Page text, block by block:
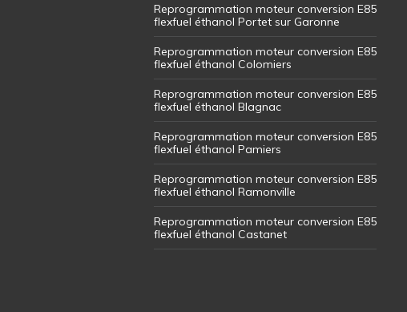
Reprogrammation moteur conversion E85
flexfuel éthanol Portet sur Garonne
Reprogrammation moteur conversion E85
flexfuel éthanol Colomiers
Reprogrammation moteur conversion E85
flexfuel éthanol Blagnac
Reprogrammation moteur conversion E85
flexfuel éthanol Pamiers
Reprogrammation moteur conversion E85
flexfuel éthanol Ramonville
Reprogrammation moteur conversion E85
flexfuel éthanol Castanet